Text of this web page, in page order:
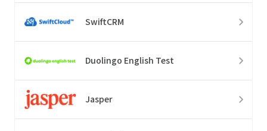
SwiftCRM
Duolingo English Test
Jasper